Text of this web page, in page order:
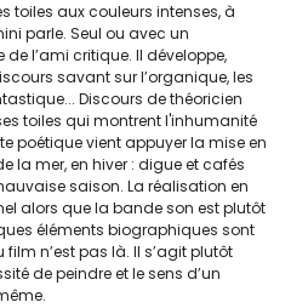
toiles aux couleurs intenses, à
parle. Seul ou avec un
l’ami critique. Il développe,
savant sur l’organique, les
Discours de théoricien
toiles qui montrent l'inhumanité
poétique vient appuyer la mise en
la mer, en hiver : digue et cafés
saison. La réalisation en
alors que la bande son est plutôt
éléments biographiques sont
n’est pas là. Il s’agit plutôt
de peindre et le sens d’un